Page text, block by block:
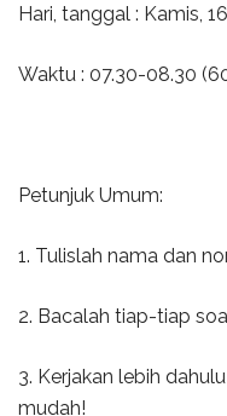
Hari, tanggal : Kamis,
Waktu : 07.30-08.30
Petunjuk Umum:
1. Tulislah nama dan
2. Bacalah tiap-tiap
3. Kerjakan lebih
mudah!